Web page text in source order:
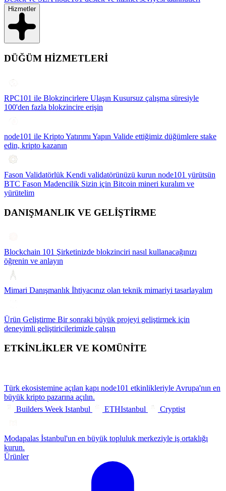
Hizmetler
DÜĞÜM HİZMETLERİ
RPC101 ile Blokzincirlere Ulaşın Kusursuz çalışma süresiyle
100'den fazla blokzincire erişin
node101 ile Kripto Yatırımı Yapın Valide ettiğimiz düğümlere stake
edin, kripto kazanın
Fason Validatörlük Kendi validatörünüzü kurun node101 yürütsün
BTC Fason Madencilik Sizin için Bitcoin mineri kuralım ve
yürütelim
DANIŞMANLIK VE GELİŞTİRME
Blockchain 101 Şirketinizde blokzinciri nasıl kullanacağınızı
öğrenin ve anlayın
Mimari Danışmanlık İhtiyacınız olan teknik mimariyi tasarlayalım
Ürün Geliştirme Bir sonraki büyük projeyi geliştirmek için
deneyimli geliştiricilerimizle çalışın
ETKİNLİKLER VE KOMÜNİTE
Türk ekosistemine açılan kapı node101 etkinlikleriyle Avrupa'nın en
büyük kripto pazarına açılın.
Builders Week Istanbul
ETHIstanbul Cryptist
Modapalas İstanbul'un en büyük topluluk merkeziyle iş ortaklığı
kurun.
Ürünler